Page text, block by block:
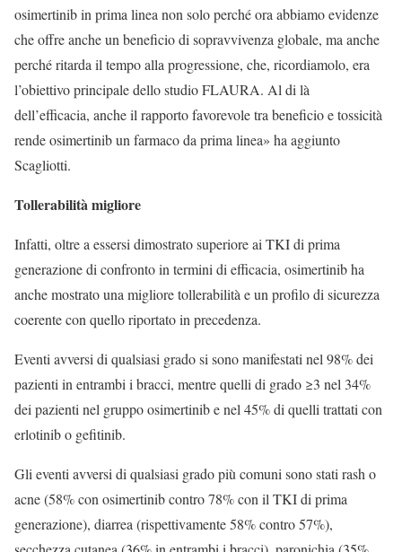
osimertinib in prima linea non solo perché ora abbiamo evidenze
che offre anche un beneficio di sopravvivenza globale, ma anche
perché ritarda il tempo alla progressione, che, ricordiamolo, era
l’obiettivo principale dello studio FLAURA. Al di là
dell’efficacia, anche il rapporto favorevole tra beneficio e tossicità
rende osimertinib un farmaco da prima linea» ha aggiunto
Scagliotti.
Tollerabilità migliore
Infatti, oltre a essersi dimostrato superiore ai TKI di prima
generazione di confronto in termini di efficacia, osimertinib ha
anche mostrato una migliore tollerabilità e un profilo di sicurezza
coerente con quello riportato in precedenza.
Eventi avversi di qualsiasi grado si sono manifestati nel 98% dei
pazienti in entrambi i bracci, mentre quelli di grado ≥3 nel 34%
dei pazienti nel gruppo osimertinib e nel 45% di quelli trattati con
erlotinib o gefitinib.
Gli eventi avversi di qualsiasi grado più comuni sono stati rash o
acne (58% con osimertinib contro 78% con il TKI di prima
generazione), diarrea (rispettivamente 58% contro 57%),